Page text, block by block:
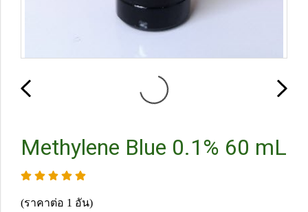
Methylene Blue 0.1% 60 mL
(ราคาต่อ 1 อัน)